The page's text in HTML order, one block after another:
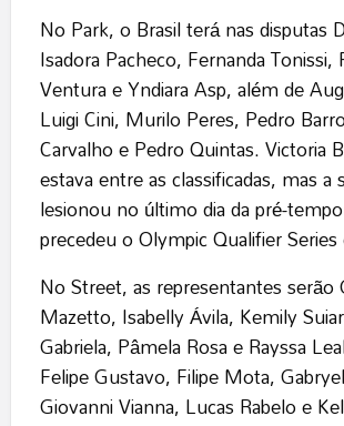
No Park, o Brasil terá nas disputas
Isadora Pacheco, Fernanda Tonissi,
Ventura e Yndiara Asp, além de
Luigi Cini, Murilo Peres, Pedro
Carvalho e Pedro Quintas. Victoria
estava entre as classificadas, mas a
lesionou no último dia da pré-
precedeu o Olympic Qualifier Series
No Street, as representantes serão
Mazetto, Isabelly Ávila, Kemily
Gabriela, Pâmela Rosa e Rayssa
Felipe Gustavo, Filipe Mota,
Giovanni Vianna, Lucas Rabelo e